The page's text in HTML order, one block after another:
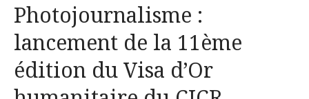
Photojournalisme :
lancement de la 11ème
édition du Visa d’Or